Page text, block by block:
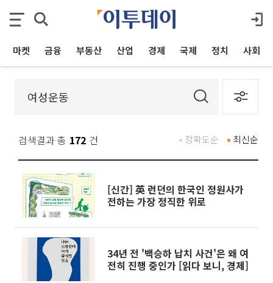
마켓 금융 부동산 산업 경제 국제 정치 사회
검색결과 총 172 건 최신순
정확도순
[신간] 英 런던의 한국인 정원사가
전하는 가장 정직한 위로
34년 전 '백승하 납치 사건'은 왜 여
전히 진행 중인가 [읽다 보니, 경제]